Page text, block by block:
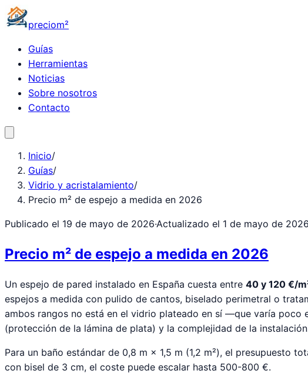
preciom²
Guías
Herramientas
Noticias
Sobre nosotros
Contacto
Inicio/
Guías/
Vidrio y acristalamiento/
Precio m² de espejo a medida en 2026
Publicado el 19 de mayo de 2026·Actualizado el 1 de mayo de 2026
Precio m² de espejo a medida en 2026
Un espejo de pared instalado en España cuesta entre 40 y 120 €/
espejos a medida con pulido de cantos, biselado perimetral o
ambos rangos no está en el vidrio plateado en sí —que varía
(protección de la lámina de plata) y la complejidad de la
Para un baño estándar de 0,8 m × 1,5 m (1,2 m²), el presupuesto
con bisel de 3 cm, el coste puede escalar hasta 500-800 €.